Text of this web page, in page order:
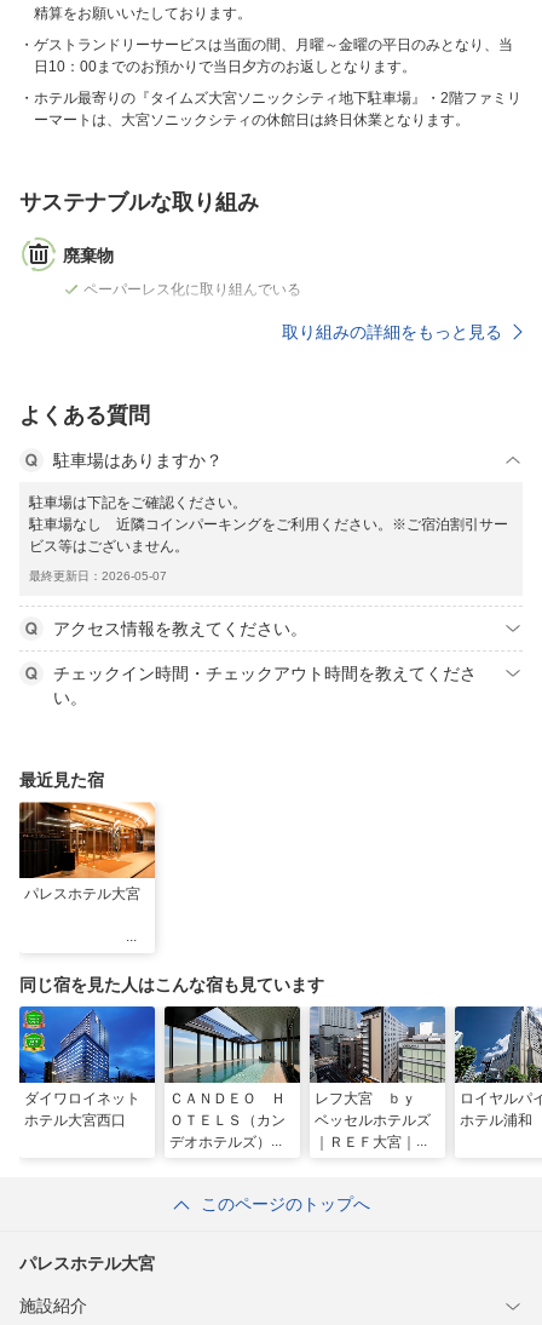
精算をお願いいたしております。
ゲストランドリーサービスは当面の間、月曜～金曜の平日のみとなり、当
日10：00までのお預かりで当日夕方のお返しとなります。
ホテル最寄りの『タイムズ大宮ソニックシティ地下駐車場』・2階ファミリ
ーマートは、大宮ソニックシティの休館日は終日休業となります。
サステナブルな取り組み
廃棄物
ペーパーレス化に取り組んでいる
取り組みの詳細をもっと見る
よくある質問
駐車場はありますか？
駐車場は下記をご確認ください。
駐車場なし 近隣コインパーキングをご利用ください。※ご宿泊割引サー
ビス等はございません。
最終更新日：2026-05-07
アクセス情報を教えてください。
チェックイン時間・チェックアウト時間を教えてくださ
い。
最近見た宿
パレスホテル大宮
同じ宿を見た人はこんな宿も見ています
ダイワロイネット
ホテル大宮西口
ＣＡＮＤＥＯ Ｈ
ＯＴＥＬＳ（カン
デオホテルズ）大
レフ大宮 ｂｙ
ベッセルホテルズ
｜ＲＥＦ大宮｜サ
ロイヤルパ
ホテル浦和
このページのトップへ
パレスホテル大宮
施設紹介